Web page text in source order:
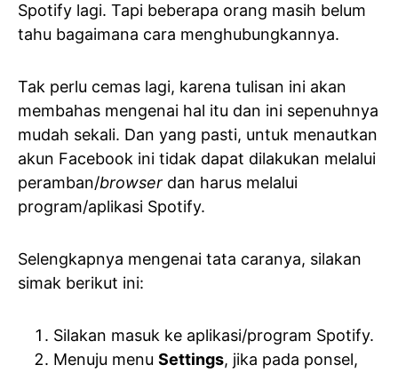
Spotify lagi. Tapi beberapa orang masih belum
tahu bagaimana cara menghubungkannya.
Tak perlu cemas lagi, karena tulisan ini akan
membahas mengenai hal itu dan ini sepenuhnya
mudah sekali. Dan yang pasti, untuk menautkan
akun Facebook ini tidak dapat dilakukan melalui
peramban/browser dan harus melalui
program/aplikasi Spotify.
Selengkapnya mengenai tata caranya, silakan
simak berikut ini:
Silakan masuk ke aplikasi/program Spotify.
Menuju menu Settings, jika pada ponsel,